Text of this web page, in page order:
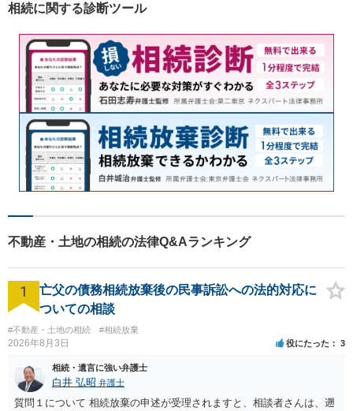
相続に関する診断ツール
不動産・土地の相続の法律Q&Aランキング
1
亡父の債務相続放棄後の民事訴訟への法的対応に
ついての相談
#不動産・土地の相続 #相続放棄
2026年8月3日 役にたった 3
相続・遺言に強い弁護士
白井 弘昭 弁護士
質問１について 相続放棄の申述が受理されますと、相談者さんは、遡